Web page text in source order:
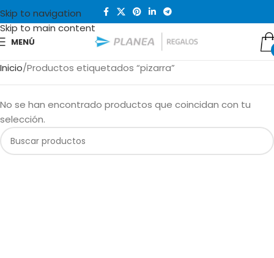
Skip to navigation
Skip to main content
MENÚ
Inicio Productos etiquetados “pizarra”
No se han encontrado productos que coincidan con tu
selección.